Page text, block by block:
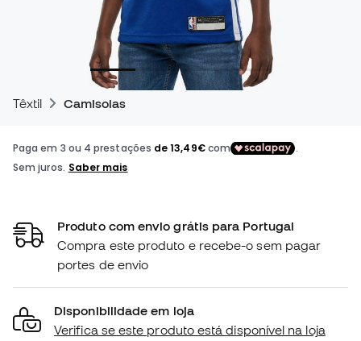
Têxtil Camisolas
Produto com envio grátis para Portugal
Compra este produto e recebe-o sem pagar
portes de envio
Disponibilidade em loja
Verifica se este produto está disponível na loja